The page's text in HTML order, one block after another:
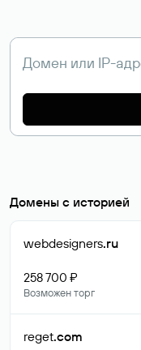
Домены с историей
webdesigners.ru
258 700 ₽
Возможен торг
reget.com